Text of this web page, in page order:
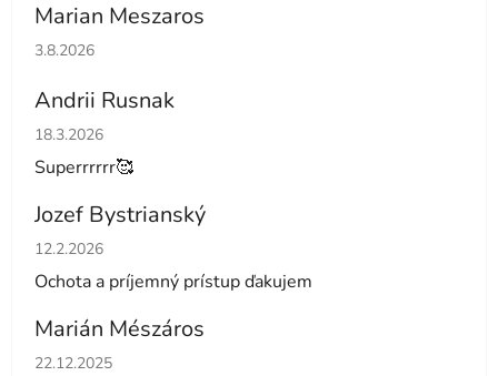
Marian Meszaros
Hodnotenie obchodu je 5 z 5 hviezdičiek.
3.8.2026
Andrii Rusnak
Hodnotenie obchodu je 5 z 5 hviezdičiek.
18.3.2026
Superrrrrr🥰
Jozef Bystrianský
Hodnotenie obchodu je 5 z 5 hviezdičiek.
12.2.2026
Ochota a príjemný prístup ďakujem
Marián Mészáros
Hodnotenie obchodu je 5 z 5 hviezdičiek.
22.12.2025